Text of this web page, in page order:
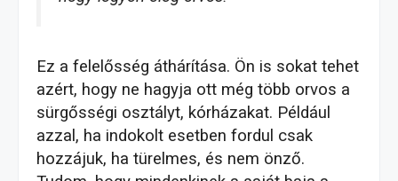
Ez a felelősség áthárítása. Ön is sokat tehet
azért, hogy ne hagyja ott még több orvos a
sürgősségi osztályt, kórházakat. Például
azzal, ha indokolt esetben fordul csak
hozzájuk, ha türelmes, és nem önző.